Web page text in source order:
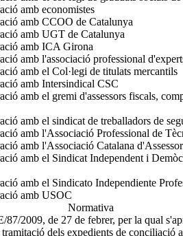
amb economistes
amb CCOO de Catalunya
amb UGT de Catalunya
amb ICA Girona
amb l'associació professional
amb el Col·legi de titulats mercantils
amb Intersindical CSC
amb el gremi d'assessors fiscals,
amb el sindicat de treballadors de
amb l'Associació Professional de
amb l'Associació Catalana
amb el Sindicat Independent i
amb el Sindicato Independiente
amb USOC
Normativa
87/2009, de 27 de febrer, per la qual
dels expedients de conciliació